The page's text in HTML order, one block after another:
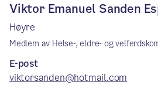
Viktor Emanuel Sanden
Høyre
Medlem av Helse-, eldre- og
E-post
viktorsanden@hotmail.com